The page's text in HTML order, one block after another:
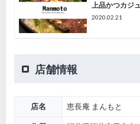
上品かつカジ
2020.02.21
店舗情報
店名 恵長庵 まんもと